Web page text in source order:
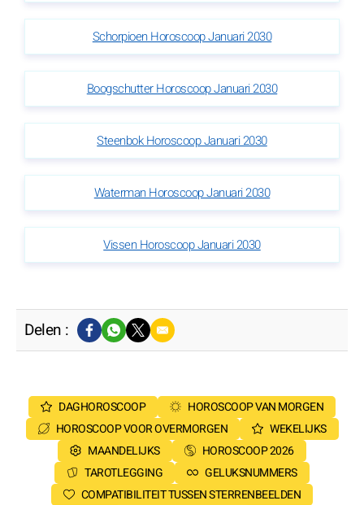
Schorpioen Horoscoop Januari 2030
Boogschutter Horoscoop Januari 2030
Steenbok Horoscoop Januari 2030
Waterman Horoscoop Januari 2030
Vissen Horoscoop Januari 2030
Delen :
DAGHOROSCOOP
HOROSCOOP VAN MORGEN
HOROSCOOP VOOR OVERMORGEN
WEKELIJKS
MAANDELIJKS
HOROSCOOP 2026
TAROTLEGGING
GELUKSNUMMERS
COMPATIBILITEIT TUSSEN STERRENBEELDEN